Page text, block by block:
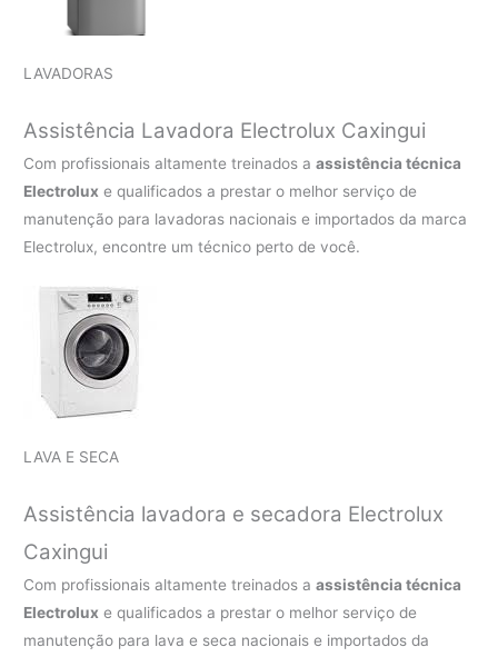
LAVADORAS
Assistência Lavadora Electrolux Caxingui
Com profissionais altamente treinados aassistência técnica
Electrolux e qualificados a prestar o melhor serviço de
manutenção para lavadoras nacionais e importados da marca
Electrolux, encontre um técnico perto de você.
LAVA E SECA
Assistência lavadora e secadora Electrolux
Caxingui
Com profissionais altamente treinados aassistência técnica
Electrolux e qualificados a prestar o melhor serviço de
manutenção para lava e seca nacionais e importados da